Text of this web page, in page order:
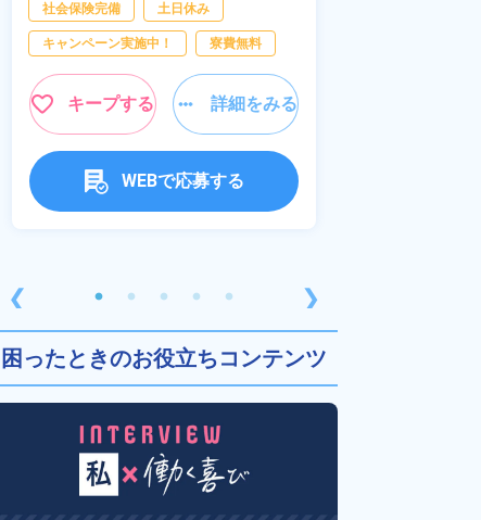
❮
社会保険完備 土日休み
キャンペーン実施中！ 寮費無料
キープする 詳細をみる
WEBで応募する
❯
困ったときのお役立ちコンテンツ